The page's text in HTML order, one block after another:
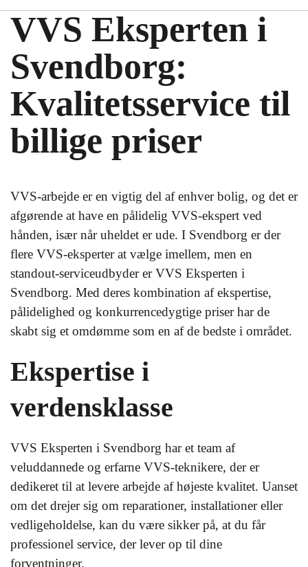
VVS Eksperten i
Svendborg:
Kvalitetsservice til
billige priser
VVS-arbejde er en vigtig del af enhver bolig, og det er
afgørende at have en pålidelig VVS-ekspert ved
hånden, især når uheldet er ude. I Svendborg er der
flere VVS-eksperter at vælge imellem, men en
standout-serviceudbyder er VVS Eksperten i
Svendborg. Med deres kombination af ekspertise,
pålidelighed og konkurrencedygtige priser har de
skabt sig et omdømme som en af de bedste i området.
Ekspertise i
verdensklasse
VVS Eksperten i Svendborg har et team af
veluddannede og erfarne VVS-teknikere, der er
dedikeret til at levere arbejde af højeste kvalitet. Uanset
om det drejer sig om reparationer, installationer eller
vedligeholdelse, kan du være sikker på, at du får
professionel service, der lever op til dine
forventninger.